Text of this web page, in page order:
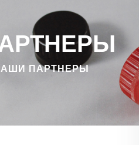
ПАРТНЕРЫ